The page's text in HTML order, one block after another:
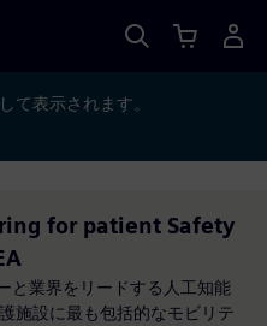
て表示されます。
for patient Safety
と業界をリードする人工知能
施設に最も包括的なモビリテ